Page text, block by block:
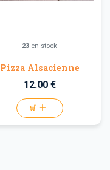
23 en stock
Pizza Alsacienne
12.00 €
🛒